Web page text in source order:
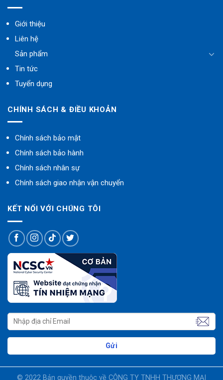
Giới thiệu
Liên hệ
Sản phẩm
Tin tức
Tuyển dụng
CHÍNH SÁCH & ĐIỀU KHOẢN
Chính sách bảo mật
Chính sách bảo hành
Chính sách nhân sự
Chính sách giao nhận vận chuyển
KẾT NỐI VỚI CHÚNG TÔI
© 2022 Bản quyền thuộc về CÔNG TY TNHH THƯƠNG MẠI